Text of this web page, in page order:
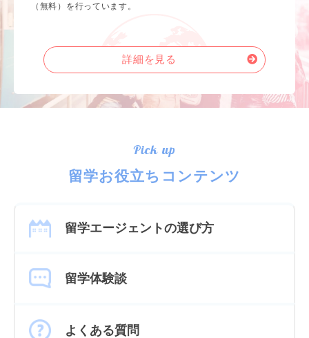
（無料）を行っています。
詳細を見る
Pick up
留学お役立ちコンテンツ
留学エージェントの選び方
留学体験談
よくある質問